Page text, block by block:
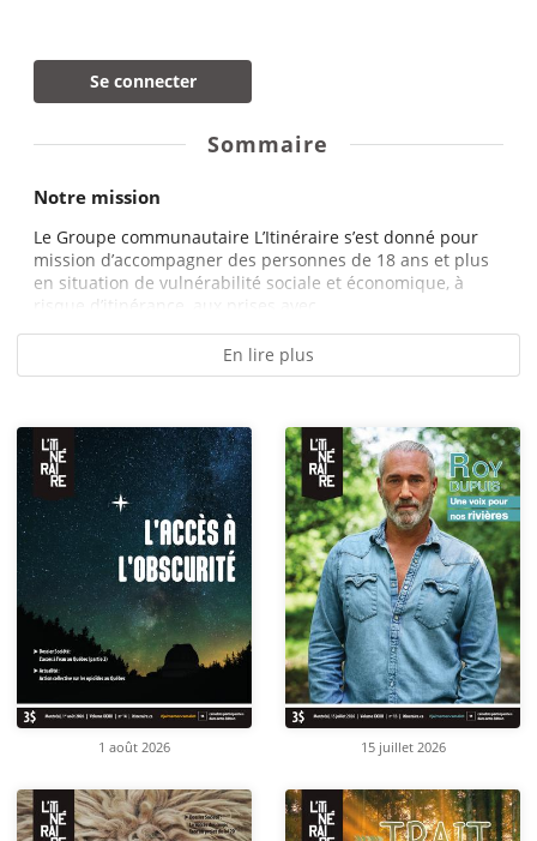
Se connecter
Sommaire
Notre mission
Le Groupe communautaire L’Itinéraire s’est donné pour
mission d’accompagner des personnes de 18 ans et plus
en situation de vulnérabilité sociale et économique, à
risque d’itinérance, aux prises avec...
En lire plus
1 août 2026 15 juillet 2026